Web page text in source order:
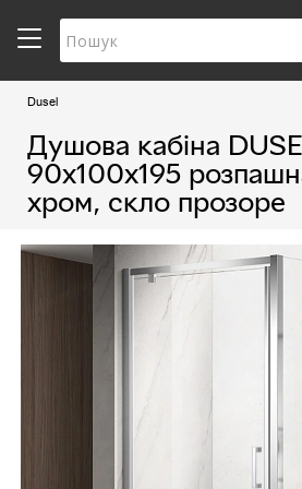
Dusel
Душова кабіна
90х100х195
хром, скло прозоре